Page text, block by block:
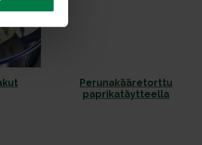
Perunakääretorttu
paprikatäytteella